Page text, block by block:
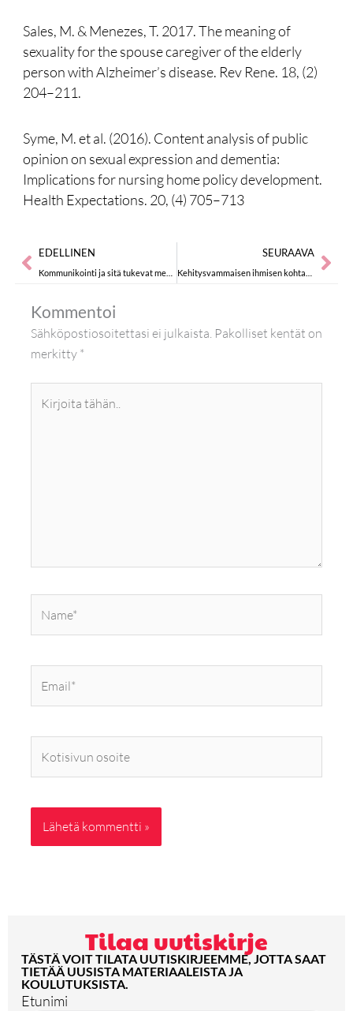
Tilaa uutiskirje
TÄSTÄ VOIT TILATA UUTISKIRJEEMME, JOTTA SAAT
TIETÄÄ UUSISTA MATERIAALEISTA JA
KOULUTUKSISTA.
Etunimi
Sales, M. & Menezes, T. 2017. The meaning of
sexuality for the spouse caregiver of the elderly
person with Alzheimer’s disease. Rev Rene. 18, (2)
204–211.
Syme, M. et al. (2016). Content analysis of public
opinion on sexual expression and dementia:
Implications for nursing home policy development.
Health Expectations. 20, (4) 705–713
Prev
EDELLINEN
Kommunikointi ja sitä tukevat menetelmät terveydenhuollossa
SEURAAVA
Kommentoi
Sähköpostiosoitettasi ei julkaista. Pakolliset kentät on
merkitty *
tähän..
osoite